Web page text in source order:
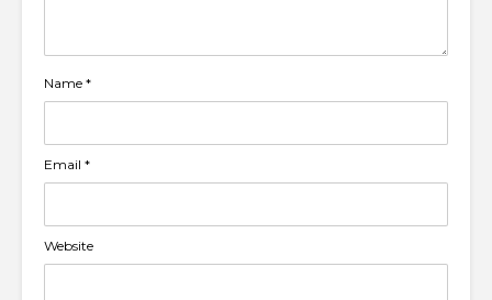
Name *
Email *
Website